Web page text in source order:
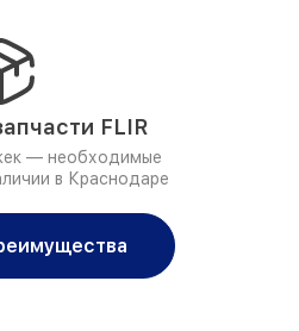
FLIR
— необходимые
в Краснодаре